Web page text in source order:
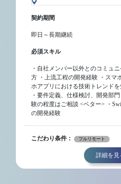
契約期間
即日～長期継続
必須スキル
・自社メンバー以外とのコミュ
方 ・上流工程の開発経験 ・スマ
ホアプリにおける技術トレンド
・要件定義、仕様検討、開発部
験の程度はご相談 <ベター> ・
の開発経験
こだわり条件： フルリモート
詳細を見